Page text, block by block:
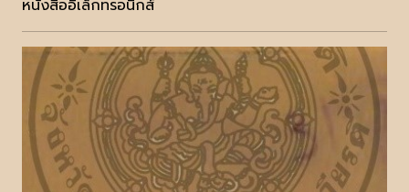
หนังสืออิเล็กทรอนิกส์